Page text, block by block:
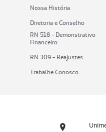
Nossa História
Diretoria e Conselho
RN 518 - Demonstrativo
Financeiro
RN 309 - Reajustes
Trabalhe Conosco